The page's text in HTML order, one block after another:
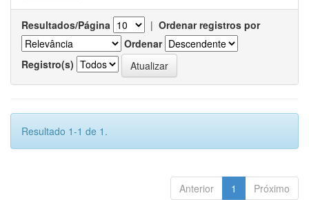
Resultados/Página | Ordenar registros por
Ordenar
Registro(s)
Resultado 1-1 de 1.
Anterior 1 Próximo